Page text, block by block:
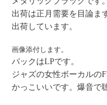
出荷は正月需要を目論ま
出荷しています。
画像添付します。
バックはLPです。
ジャズの女性ボーカルの
かっこいいです。爆音で